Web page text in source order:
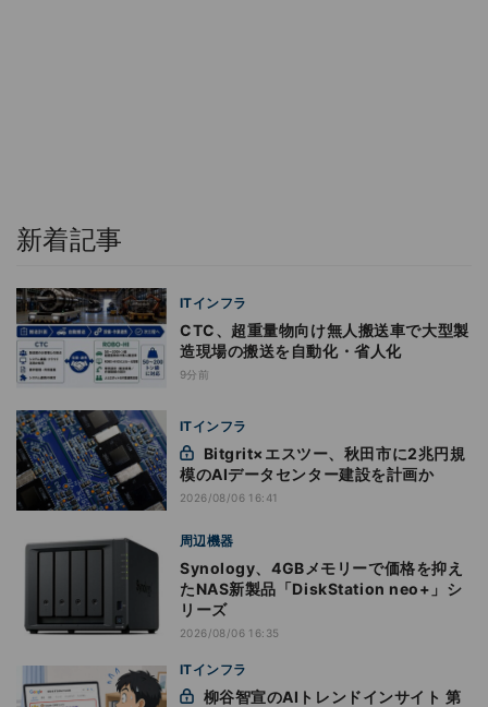
新着記事
ITインフラ
CTC、超重量物向け無人搬送車で大型製
造現場の搬送を自動化・省人化
9分前
ITインフラ
模のAIデータセンター建設を計画か
2026/08/06 16:41
周辺機器
Synology、4GBメモリーで価格を抑え
たNAS新製品「DiskStation neo+」シ
リーズ
2026/08/06 16:35
ITインフラ